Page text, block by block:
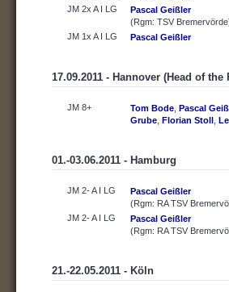
JM 2x A I LG
Pascal Geißler
(Rgm: TSV
JM 1x A I LG
Pascal Geißler
17.09.2011 - Hannover (Head of the
JM 8+ Tom Bode Pascal
Grube Florian Stoll
01.-03.06.2011 - Hamburg
JM 2- A I LG
Pascal Geißler
(Rgm: RA TSV
JM 2- A I LG
Pascal Geißler
(Rgm: RA TSV
21.-22.05.2011 - Köln